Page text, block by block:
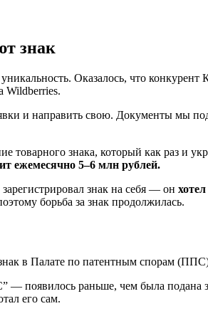
знак
Оказалось, что
Wildberries.
и направить свою. Документы мы
товарного знака, который как раз и
ежемесячно 5–6 млн рублей.
знак на себя — он
борьба за знак продолжилась.
в Палате по патентным спорам
раньше, чем была подана
его сам.